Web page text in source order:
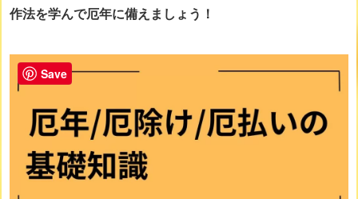
作法を学んで厄年に備えましょう！
Save